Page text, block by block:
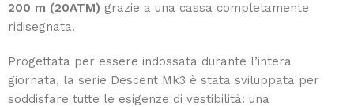
200 m (20ATM) grazie a una cassa completamente
ridisegnata.
Progettata per essere indossata durante l’intera
giornata, la serie Descent Mk3 è stata sviluppata per
soddisfare tutte le esigenze di vestibilità: una